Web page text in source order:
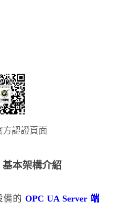
方認證頁面
本架構介紹
備的 OPC UA Server 端